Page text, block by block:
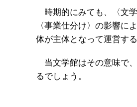
時期的にみても、〈文
〈事業仕分け〉の影響
体が主体となって運営す
当文学館はその意味で
るでしょう。